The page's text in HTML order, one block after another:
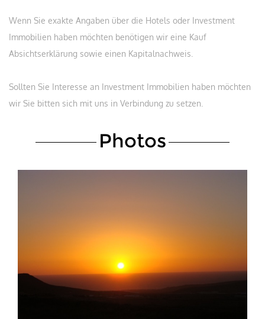
Wenn Sie exakte Angaben über die Hotels oder Investment
Immobilien haben möchten benötigen wir eine Kauf
Absichtserklärung sowie einen Kapitalnachweis.
Sollten Sie Interesse an Investment Immobilien haben möchten
wir Sie bitten sich mit uns in Verbindung zu setzen.
Photos